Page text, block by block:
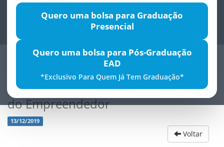
Quero uma bolsa para Graduação
Presencial
Quero uma bolsa para Pós-Graduação
EAD
*Exclusivo Para Quem Já Tem Graduação*
MEI: Aspectos JurÃ­dicos - PlantÃ£o
do Empreendedor
13/12/2019
Voltar